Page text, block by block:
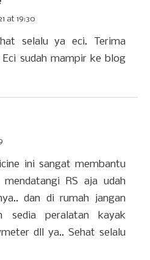
at 19:30
selalu ya eci. Terima
Eci sudah mampir ke blog
ini sangat membantu
mendatangi RS aja udah
dan di rumah jangan
sedia peralatan kayak
dll ya.. Sehat selalu